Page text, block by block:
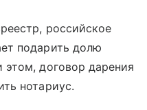
российское
подарить долю
договор дарения
нотариус.